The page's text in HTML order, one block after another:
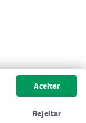
Aceitar
Rejeitar